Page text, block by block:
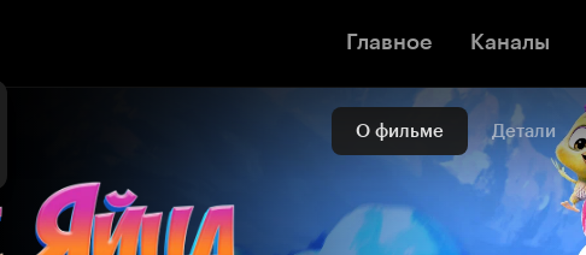
Главное Каналы
О фильме Детали